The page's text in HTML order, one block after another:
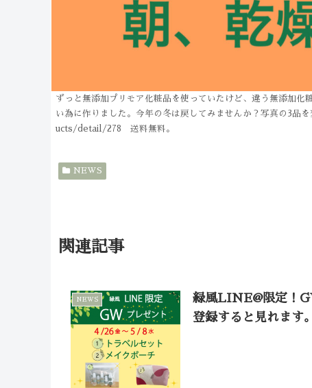
ずっと無添加プリモア化粧品を使っていたけど、違う無添加
い為に作りました。今年の冬は戻してみませんか？写真の3
ucts/detail/278 送料無料。
NEWS
関連記事
NEWS
緑風LINE@限定！
登録すると見れます。